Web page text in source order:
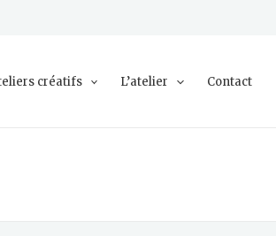
créatifs L’atelier Contact